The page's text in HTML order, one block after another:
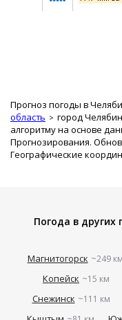
Прогноз погоды в
область
город
алгоритму на основе
Прогнозирования.
Географические
Погода в других
Магнитогорск ~249 км
Копейск ~15 км
Снежинск ~111 км